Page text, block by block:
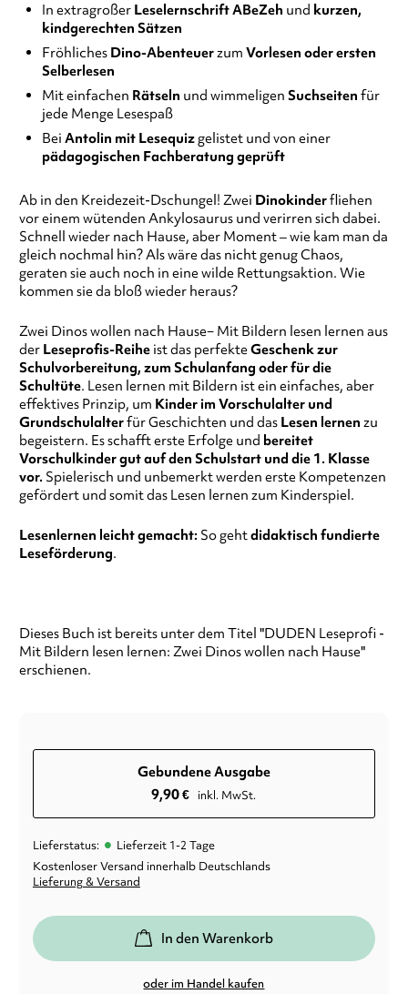
In extragroßer Leselernschrift ABeZeh und kurzen,
kindgerechten Sätzen
Fröhliches Dino-Abenteuerzum Vorlesen oder ersten
Selberlesen
Mit einfachen Rätseln und wimmeligen Suchseiten für
jede Menge Lesespaß
Bei Antolin mit Lesequizgelistet und von einer
pädagogischen Fachberatung geprüft
Ab in den Kreidezeit-Dschungel! Zwei Dinokinderfliehen
vor einem wütenden Ankylosaurus und verirren sich dabei.
Schnell wieder nach Hause, aber Moment – wie kam man da
gleich nochmal hin? Als wäre das nicht genug Chaos,
geraten sie auch noch in eine wilde Rettungsaktion. Wie
kommen sie da bloß wieder heraus?
Zwei Dinos wollen nach Hause− Mit Bildern lesen lernen aus
der Leseprofis-Reihe ist das perfekteGeschenk zur
Schulvorbereitung, zum Schulanfang oder für die
Schultüte. Lesen lernen mit Bildern ist ein einfaches, aber
effektives Prinzip, um Kinder im Vorschulalter und
Grundschulalterfür Geschichten und das Lesen lernen zu
begeistern. Es schafft erste Erfolge und bereitet
Vorschulkinder gut auf den Schulstart und die 1. Klasse
vor. Spielerisch und unbemerkt werden erste Kompetenzen
gefördert und somit das Lesen lernen zum Kinderspiel.
Lesenlernen leicht gemacht: So gehtdidaktisch fundierte
Leseförderung.
Dieses Buch ist bereits unter dem Titel "DUDEN Leseprofi -
Mit Bildern lesen lernen: Zwei Dinos wollen nach Hause"
erschienen.
Gebundene Ausgabe
9,90€ inkl. MwSt.
Lieferstatus: • Lieferzeit 1-2 Tage
Kostenloser Versand innerhalb Deutschlands
Lieferung & Versand
In den Warenkorb
oder im Handel kaufen